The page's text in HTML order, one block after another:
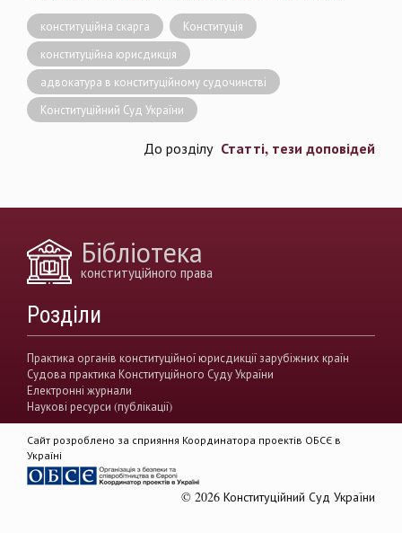
конституційна скарга
Конституція
конституційна юрисдикція
адвокатура в конституційному судочинстві
Конституційний Суд України
До розділу Статті, тези доповідей
Бібліотека
конституційного права
Розділи
Практика органів конституційної юрисдикції зарубіжних країн
Судова практика Конституційного Суду України
Електронні журнали
Наукові ресурси (публікації)
Сайт розроблено за сприяння Координатора проектів ОБСЄ в
Україні
© 2026 Конституційний Суд України